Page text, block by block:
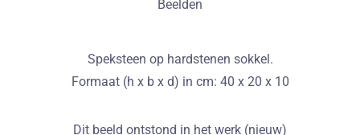
Beelden
Speksteen op hardstenen sokkel.
Formaat (h x b x d) in cm: 40 x 20 x 10
Dit beeld ontstond in het werk (nieuw)